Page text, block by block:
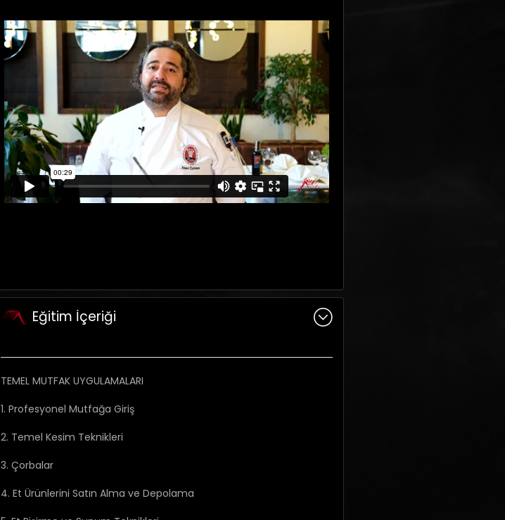
Eğitim İçeriği
TEMEL MUTFAK UYGULAMALARI
1. Profesyonel Mutfağa Giriş
2. Temel Kesim Teknikleri
3. Çorbalar
4. Et Ürünlerini Satın Alma ve Depolama